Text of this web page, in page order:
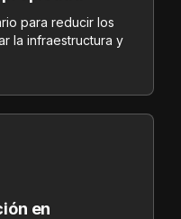
para reducir los
la infraestructura y
en